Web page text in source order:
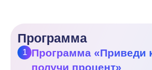
Система фиксирует переход и ваше
участие. После того, как Ольга
открывает агентство и выполняет
стартовый план, вы получаете